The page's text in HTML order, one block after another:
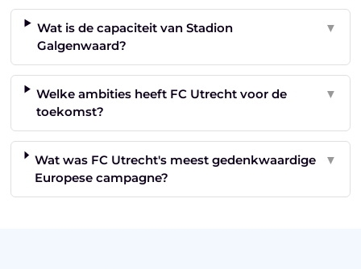
Wat is de capaciteit van Stadion
Galgenwaard?
▼
Welke ambities heeft FC Utrecht voor de
toekomst?
▼
Wat was FC Utrecht's meest gedenkwaardige
Europese campagne?
▼